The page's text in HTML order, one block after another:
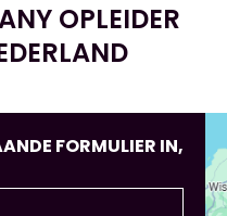
OPLEIDER
FORMULIER IN,